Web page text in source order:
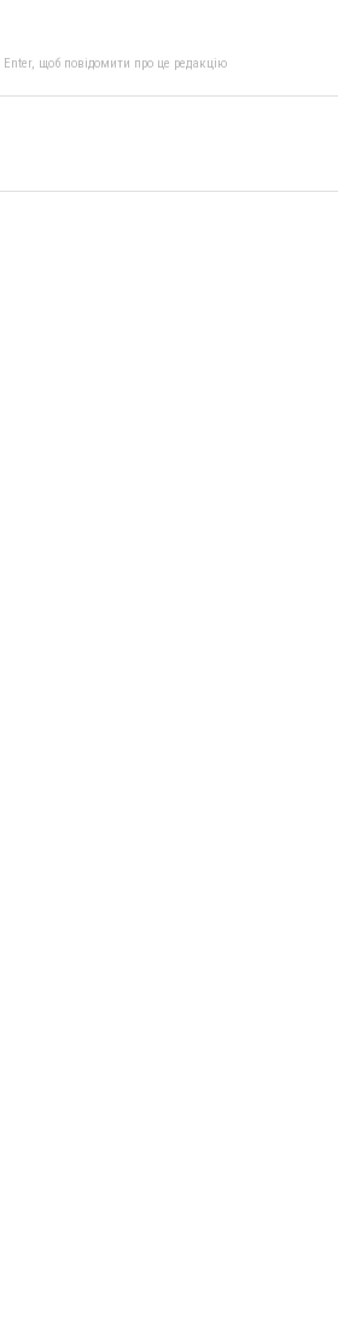
щоб повідомити про це редакцію